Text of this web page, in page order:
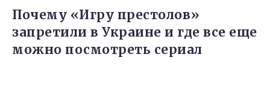
Почему «Игру престолов»
запретили в Украине и где все еще
можно посмотреть сериал